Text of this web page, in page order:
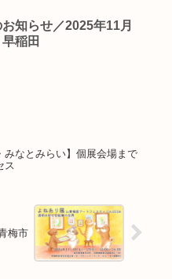
お知らせ／2025年11月
稲田
みなとみらい】個展会場まで
ス
梅市